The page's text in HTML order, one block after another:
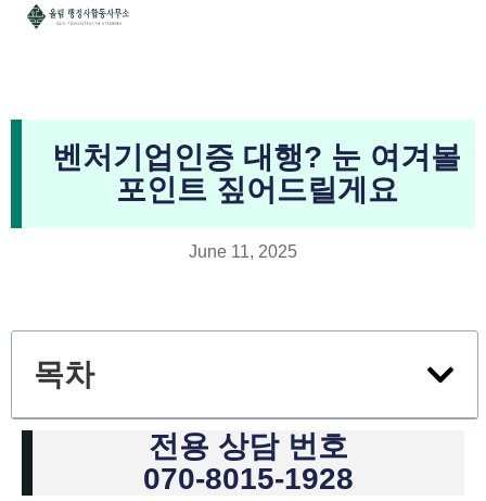
벤처기업인증 대행? 눈 여겨볼
포인트 짚어드릴게요
June 11, 2025
목차
전용 상담 번호
070-8015-1928